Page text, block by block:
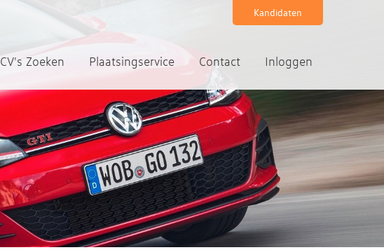
CV's Zoeken Plaatsingservice Contact Inloggen
Kandidaten